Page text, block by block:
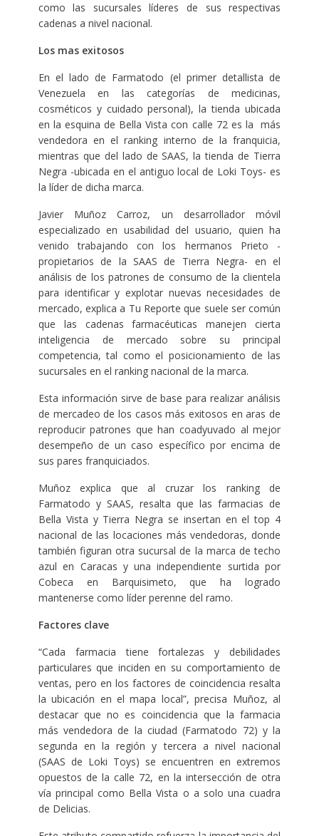
como las sucursales líderes de sus respectivas
cadenas a nivel nacional.
Los mas exitosos
En el lado de Farmatodo (el primer detallista de
Venezuela en las categorías de medicinas,
cosméticos y cuidado personal), la tienda ubicada
en la esquina de Bella Vista con calle 72 es la más
vendedora en el ranking interno de la franquicia,
mientras que del lado de SAAS, la tienda de Tierra
Negra -ubicada en el antiguo local de Loki Toys- es
la líder de dicha marca.
Javier Muñoz Carroz, un desarrollador móvil
especializado en usabilidad del usuario, quien ha
venido trabajando con los hermanos Prieto -
propietarios de la SAAS de Tierra Negra- en el
análisis de los patrones de consumo de la clientela
para identificar y explotar nuevas necesidades de
mercado, explica a Tu Reporte que suele ser común
que las cadenas farmacéuticas manejen cierta
inteligencia de mercado sobre su principal
competencia, tal como el posicionamiento de las
sucursales en el ranking nacional de la marca.
Esta información sirve de base para realizar análisis
de mercadeo de los casos más exitosos en aras de
reproducir patrones que han coadyuvado al mejor
desempeño de un caso específico por encima de
sus pares franquiciados.
Muñoz explica que al cruzar los ranking de
Farmatodo y SAAS, resalta que las farmacias de
Bella Vista y Tierra Negra se insertan en el top 4
nacional de las locaciones más vendedoras, donde
también figuran otra sucursal de la marca de techo
azul en Caracas y una independiente surtida por
Cobeca en Barquisimeto, que ha logrado
mantenerse como líder perenne del ramo.
Factores clave
“Cada farmacia tiene fortalezas y debilidades
particulares que inciden en su comportamiento de
ventas, pero en los factores de coincidencia resalta
la ubicación en el mapa local”, precisa Muñoz, al
destacar que no es coincidencia que la farmacia
más vendedora de la ciudad (Farmatodo 72) y la
segunda en la región y tercera a nivel nacional
(SAAS de Loki Toys) se encuentren en extremos
opuestos de la calle 72, en la intersección de otra
vía principal como Bella Vista o a solo una cuadra
de Delicias.